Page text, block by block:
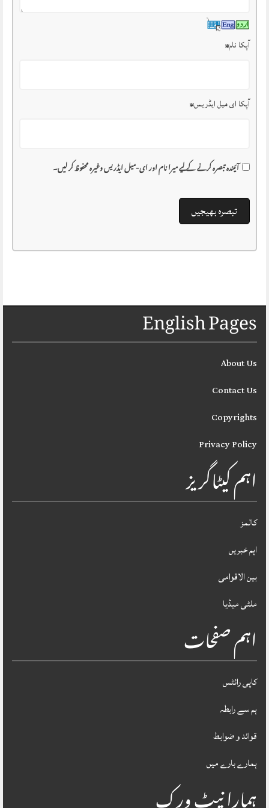
آپکا نام*
آپکا ای میل ایڈریس*
آئیندہ تبصرہ کرنے کے لیے میرا نام اور ای-میل ایڈریس وغیرہ محفوظ کر لیں۔
English Pages
About Us
Contact Us
Copyrights
Privacy Policy
اہم کیٹاگریز
کالمز
اہم خبریں
بین الاقوامی
ملٹی میڈیا
اہم صفحات
کاپی رائٹس
ہم سے رابطہ
قوائد و ضوابط
ہمارے بارے میں